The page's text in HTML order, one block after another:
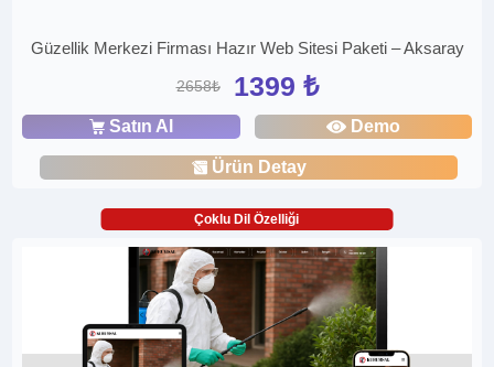
Güzellik Merkezi Firması Hazır Web Sitesi Paketi – Aksaray
2658₺ 1399 ₺
Satın Al Demo
Ürün Detay
Çoklu Dil Özelliği